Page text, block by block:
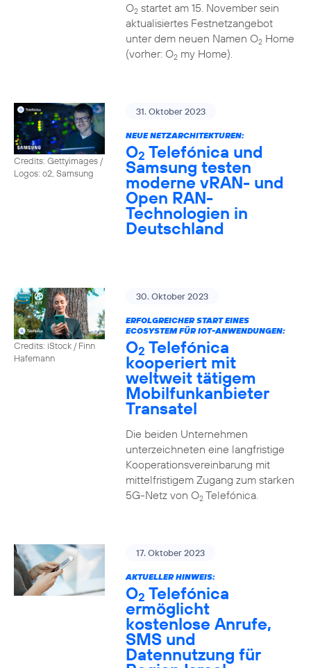
O2startet am 15. November sein
aktualisiertes Festnetzangebot
unter dem neuen Namen O2Home
(vorher: O2my Home).
Credits: Gettyimages /
Logos: o2, Samsung
31. Oktober 2023
NEUE NETZARCHITEKTUREN:
O2 Telefónica und
Samsung testen
moderne vRAN- und
Open RAN-
Technologien in
Deutschland
Credits: iStock / Finn
Hafemann
30. Oktober 2023
ERFOLGREICHER START EINES
ECOSYSTEM FÜR IOT-ANWENDUNGEN:
O2 Telefónica
kooperiert mit
weltweit tätigem
Mobilfunkanbieter
Transatel
Die beiden Unternehmen
unterzeichneten eine langfristige
Kooperationsvereinbarung mit
mittelfristigem Zugang zum starken
5G-Netz von O2Telefónica.
17. Oktober 2023
AKTUELLER HINWEIS:
O2 Telefónica
ermöglicht
kostenlose Anrufe,
SMS und
Datennutzung für